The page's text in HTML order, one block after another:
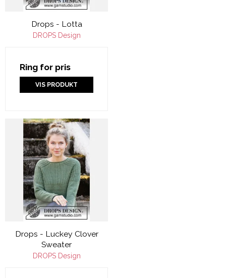
Drops - Lotta
DROPS Design
Ring for pris
VIS PRODUKT
Drops - Luckey Clover
Sweater
DROPS Design